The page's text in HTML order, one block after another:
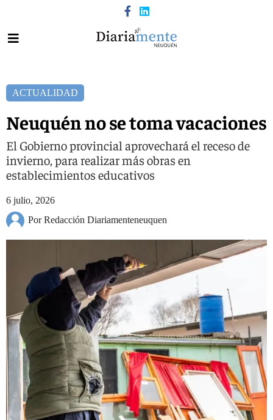
ACTUALIDAD
Neuquén no se toma vacaciones
El Gobierno provincial aprovechará el receso de
invierno, para realizar más obras en
establecimientos educativos
6 julio, 2026
Por Redacción Diariamenteneuquen